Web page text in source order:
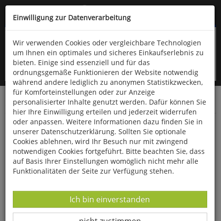
Kompletten Head der Seite überspringen
oder (06766) 9323-960
Startseite Bücher Musik
Kinderlieder aus der guten alten Zeit
Einwilligung zur Datenverarbeitung
Wir verwenden Cookies oder vergleichbare Technologien
um Ihnen ein optimales und sicheres Einkaufserlebnis zu
bieten. Einige sind essenziell und für das
ordnungsgemäße Funktionieren der Website notwendig
während andere lediglich zu anonymen Statistikzwecken,
für Komforteinstellungen oder zur Anzeige
personalisierter Inhalte genutzt werden. Dafür können Sie
hier Ihre Einwilligung erteilen und jederzeit widerrufen
oder anpassen. Weitere Informationen dazu finden Sie in
unserer Datenschutzerklärung. Sollten Sie optionale
Cookies ablehnen, wird Ihr Besuch nur mit zwingend
notwendigen Cookies fortgeführt. Bitte beachten Sie, dass
auf Basis Ihrer Einstellungen womöglich nicht mehr alle
Funktionalitäten der Seite zur Verfügung stehen.
Datenverarbeitung -
Ich bin einverstanden